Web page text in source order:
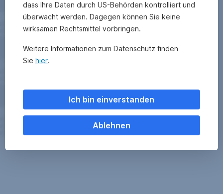
dass Ihre Daten durch US-Behörden kontrolliert und
überwacht werden. Dagegen können Sie keine
wirksamen Rechtsmittel vorbringen.
Weitere Informationen zum Datenschutz finden
Sie hier.
Ich bin einverstanden
Ablehnen